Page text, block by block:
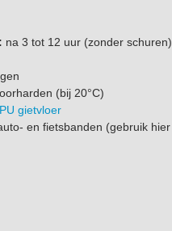
na 3 tot 12 uur (zonder schuren)
(bij 20°C)
PU gietvloer
en fietsbanden (gebruik hier